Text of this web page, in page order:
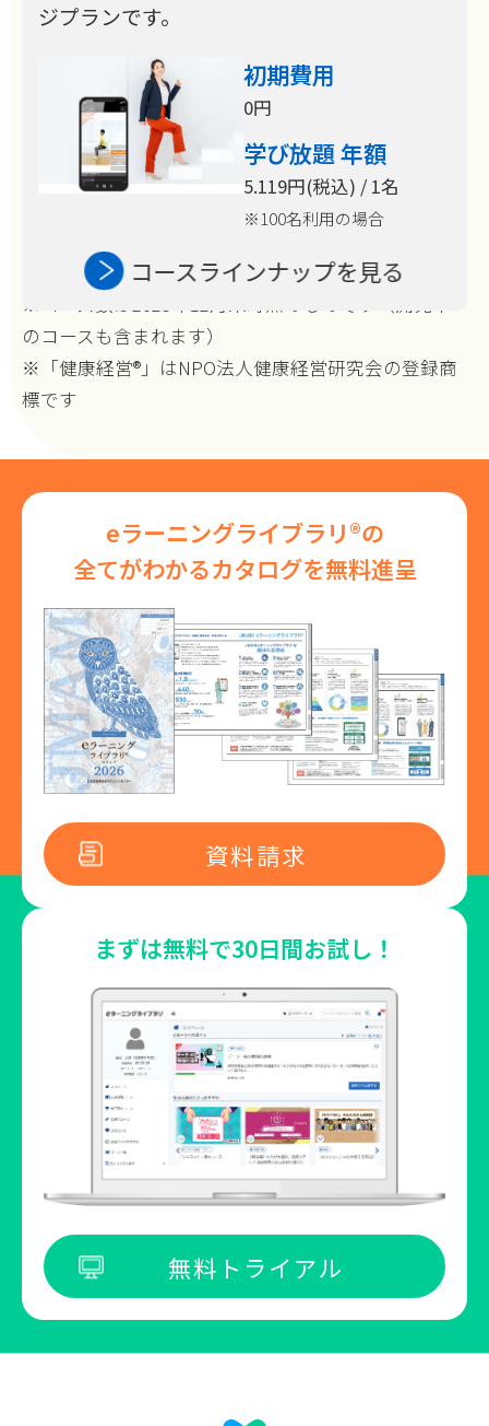
ジプランです。
初期費用
0円
学び放題 年額
5.119円(税込) / 1名
※100名利用の場合
コースラインナップを見る
※コース数は2025年12月末時点のものです（開発中
のコースも含まれます）
※「健康経営®」はNPO法人健康経営研究会の登録商
標です
eラーニングライブラリ®の
全てがわかるカタログを無料進呈
資料請求
まずは無料で30日間お試し！
無料トライアル